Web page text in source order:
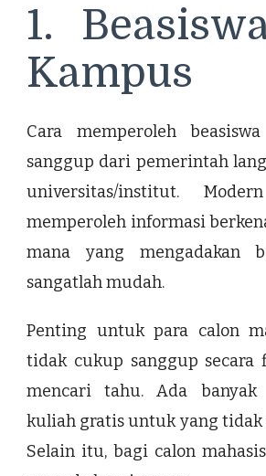
1.
Kampus
Cara memperoleh
sanggup dari pemerintah
universitas/institut.
memperoleh informasi
mana yang mengadakan
sangatlah mudah.
Penting untuk para calon
tidak cukup sanggup secara
mencari tahu. Ada banyak
kuliah gratis untuk yang tidak
Selain itu, bagi calon